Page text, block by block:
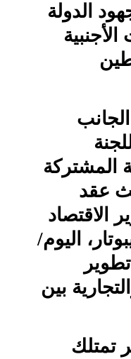
الدولة
المشتركة
عقد
الاقتصاد
اليوم/
بين
تمتلك